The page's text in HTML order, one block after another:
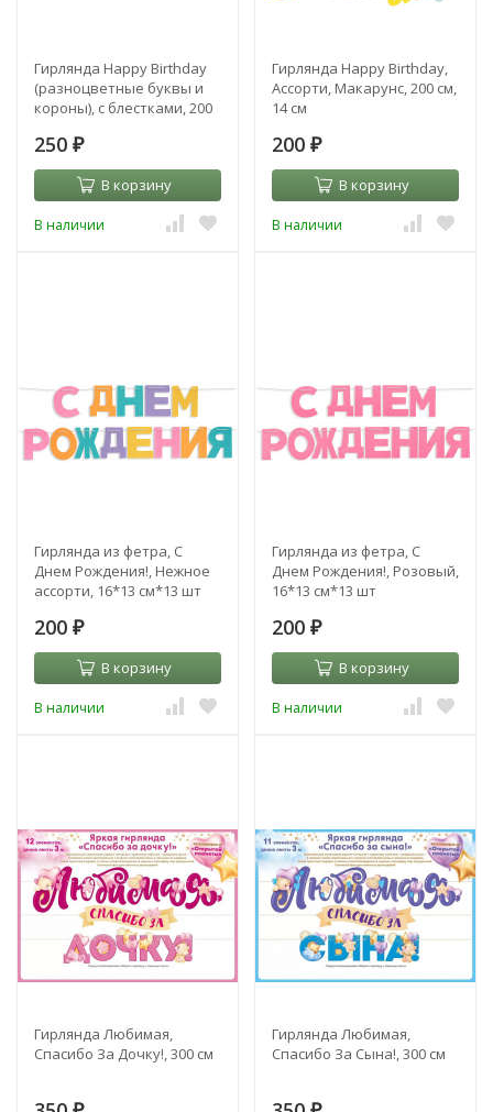
Гирлянда Happy Birthday
(разноцветные буквы и
короны), с блестками, 200
250 ₽
В корзину
В наличии
Гирлянда Happy Birthday,
Ассорти, Макарунс, 200 см,
14 см
200 ₽
В корзину
В наличии
Гирлянда из фетра, С
Днем Рождения!, Нежное
ассорти, 16*13 см*13 шт
200 ₽
В корзину
В наличии
Гирлянда из фетра, С
Днем Рождения!, Розовый,
16*13 см*13 шт
200 ₽
В корзину
В наличии
Гирлянда Любимая,
Спасибо За Дочку!, 300 см
Гирлянда Любимая,
Спасибо За Сына!, 300 см